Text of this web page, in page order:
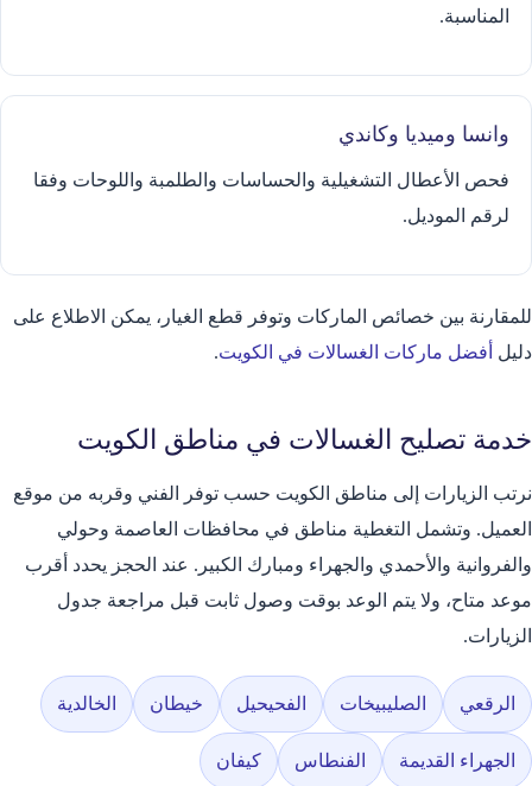
المناسبة.
وانسا وميديا وكاندي
فحص الأعطال التشغيلية والحساسات والطلمبة واللوحات وفقا
لرقم الموديل.
للمقارنة بين خصائص الماركات وتوفر قطع الغيار، يمكن الاطلاع على
دليل أفضل ماركات الغسالات في الكويت.
خدمة تصليح الغسالات في مناطق الكويت
نرتب الزيارات إلى مناطق الكويت حسب توفر الفني وقربه من موقع
العميل. وتشمل التغطية مناطق في محافظات العاصمة وحولي
والفروانية والأحمدي والجهراء ومبارك الكبير. عند الحجز يحدد أقرب
موعد متاح، ولا يتم الوعد بوقت وصول ثابت قبل مراجعة جدول
الزيارات.
الرقعي الصليبيخات الفحيحيل خيطان الخالدية
الجهراء القديمة الفنطاس كيفان